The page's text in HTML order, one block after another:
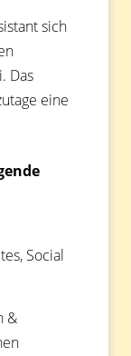
sich
Das
eine
Social
&